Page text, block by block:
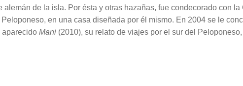
de la isla. Por ésta y otras hazañas, fue condecorado con
en una casa diseñada por él mismo. En 2004 se le
aparecido Mani (2010), su relato de viajes por el sur del